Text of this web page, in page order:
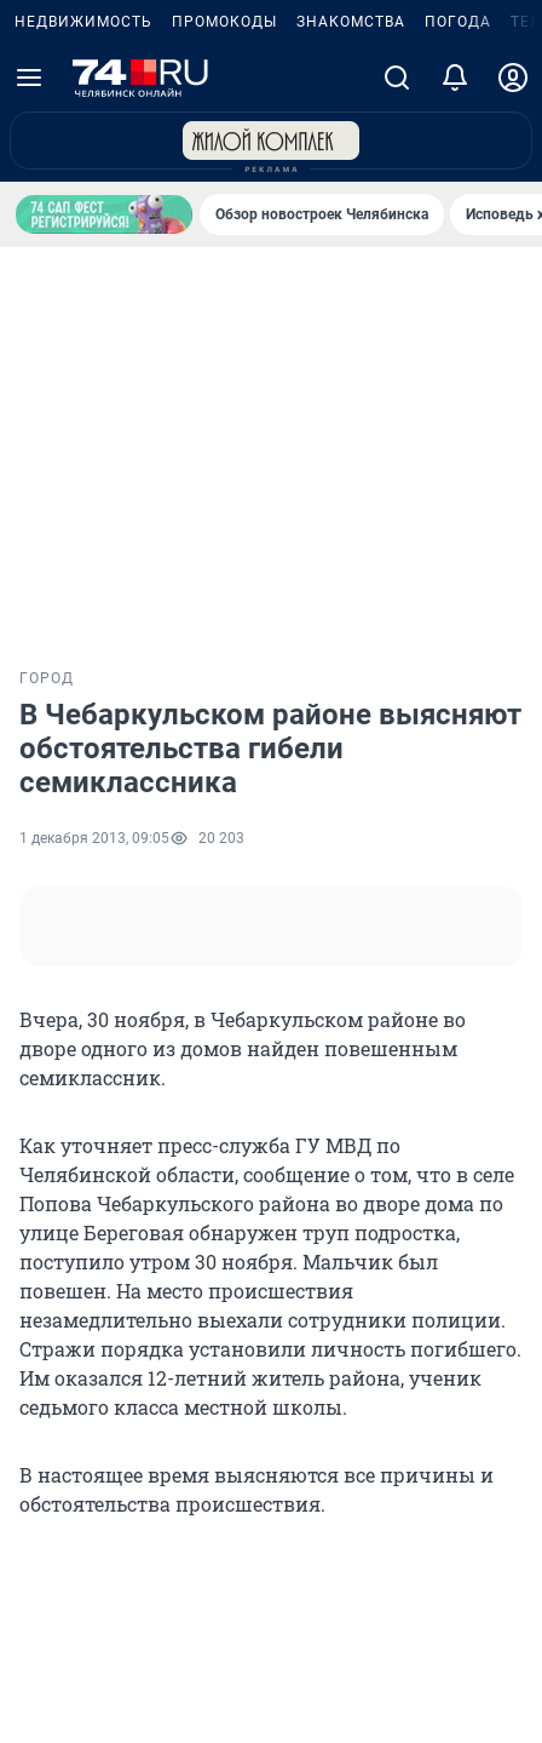
НЕДВИЖИМОСТЬ ПРОМОКОДЫ ЗНАКОМСТВА ПОГОДА
Обзор новостроек Челябинска Исповедь
ГОРОД
В Чебаркульском районе выясняют
обстоятельства гибели
семиклассника
1 декабря 2013, 09:05 20 203
Вчера, 30 ноября, в Чебаркульском районе во
дворе одного из домов найден повешенным
семиклассник.
Как уточняет пресс-служба ГУ МВД по
Челябинской области, сообщение о том, что в селе
Попова Чебаркульского района во дворе дома по
улице Береговая обнаружен труп подростка,
поступило утром 30 ноября. Мальчик был
повешен. На место происшествия
незамедлительно выехали сотрудники полиции.
Стражи порядка установили личность погибшего.
Им оказался 12-летний житель района, ученик
седьмого класса местной школы.
В настоящее время выясняются все причины и
обстоятельства происшествия.